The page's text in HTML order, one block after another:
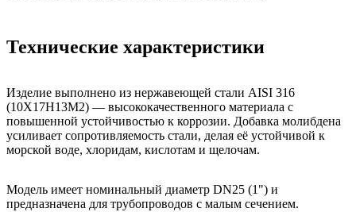
Технические характеристики
Изделие выполнено из нержавеющей стали AISI 316
(10Х17Н13М2) — высококачественного материала с
повышенной устойчивостью к коррозии. Добавка молибдена
усиливает сопротивляемость стали, делая её устойчивой к
морской воде, хлоридам, кислотам и щелочам.
Модель имеет номинальный диаметр DN25 (1") и
предназначена для трубопроводов с малым сечением.